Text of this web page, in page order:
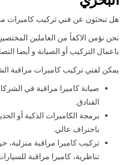
هل تبحثون عن فني تركيب كاميرات
نحن نؤمن الاكفأ من العاملين
باعمال التركيب أو الصيانة و أيضا
يمكن لفني تركيب كاميرات مراقبة
صيانة كاميرا مراقبة في
الفنادق.
برمجة الكاميرات الذكية أو
باحتراف عالي.
تركيب كاميرا مراقبة منزلية،
تناظرية، كاميرا مراقبة